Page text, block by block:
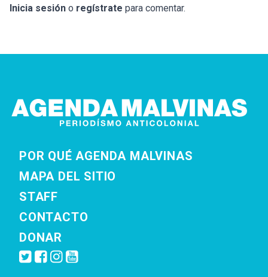
Inicia sesión o regístrate para comentar.
POR QUÉ AGENDA MALVINAS
MAPA DEL SITIO
STAFF
CONTACTO
DONAR